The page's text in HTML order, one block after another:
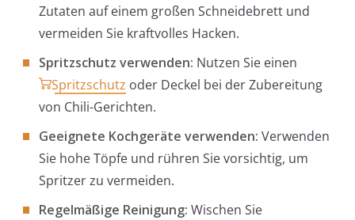
Zutaten auf einem großen Schneidebrett und
vermeiden Sie kraftvolles Hacken.
Spritzschutz verwenden: Nutzen Sie einen
Spritzschutz oder Deckel bei der Zubereitung
von Chili-Gerichten.
Geeignete Kochgeräte verwenden: Verwenden
Sie hohe Töpfe und rühren Sie vorsichtig, um
Spritzer zu vermeiden.
Regelmäßige Reinigung: Wischen Sie